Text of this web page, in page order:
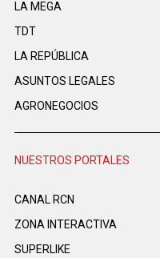
LA MEGA
TDT
LA REPÚBLICA
ASUNTOS LEGALES
AGRONEGOCIOS
NUESTROS PORTALES
CANAL RCN
ZONA INTERACTIVA
SUPERLIKE